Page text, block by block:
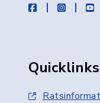
facebook
Quicklinks